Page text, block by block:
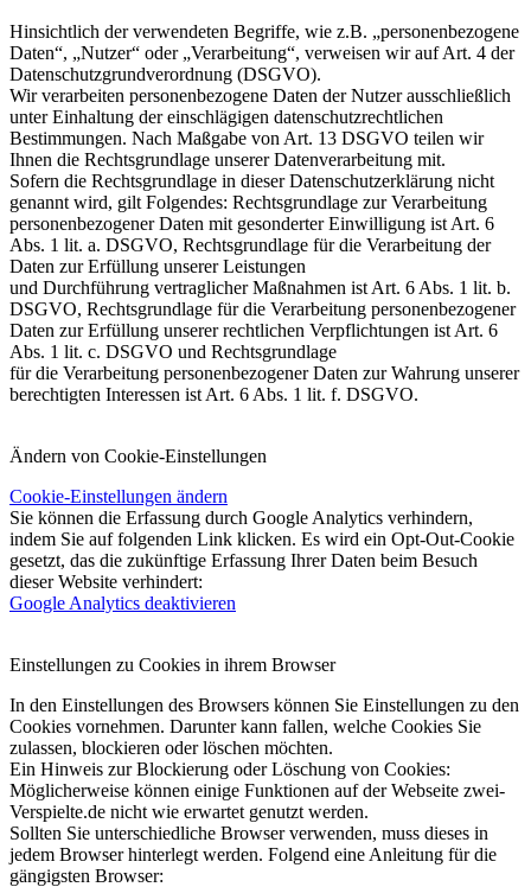
Hinsichtlich der verwendeten Begriffe, wie z.B. „personenbezogene
Daten“, „Nutzer“ oder „Verarbeitung“, verweisen wir auf Art. 4 der
Datenschutzgrundverordnung (DSGVO).
Wir verarbeiten personenbezogene Daten der Nutzer ausschließlich
unter Einhaltung der einschlägigen datenschutzrechtlichen
Bestimmungen. Nach Maßgabe von Art. 13 DSGVO teilen wir
Ihnen die Rechtsgrundlage unserer Datenverarbeitung mit.
Sofern die Rechtsgrundlage in dieser Datenschutzerklärung nicht
genannt wird, gilt Folgendes: Rechtsgrundlage zur Verarbeitung
personenbezogener Daten mit gesonderter Einwilligung ist Art. 6
Abs. 1 lit. a. DSGVO, Rechtsgrundlage für die Verarbeitung der
Daten zur Erfüllung unserer Leistungen
und Durchführung vertraglicher Maßnahmen ist Art. 6 Abs. 1 lit. b.
DSGVO, Rechtsgrundlage für die Verarbeitung personenbezogener
Daten zur Erfüllung unserer rechtlichen Verpflichtungen ist Art. 6
Abs. 1 lit. c. DSGVO und Rechtsgrundlage
für die Verarbeitung personenbezogener Daten zur Wahrung unserer
berechtigten Interessen ist Art. 6 Abs. 1 lit. f. DSGVO.
Ändern von Cookie-Einstellungen
Cookie-Einstellungen ändern
Sie können die Erfassung durch Google Analytics verhindern,
indem Sie auf folgenden Link klicken. Es wird ein Opt-Out-Cookie
gesetzt, das die zukünftige Erfassung Ihrer Daten beim Besuch
dieser Website verhindert:
Google Analytics deaktivieren
Einstellungen zu Cookies in ihrem Browser
In den Einstellungen des Browsers können Sie Einstellungen zu den
Cookies vornehmen. Darunter kann fallen, welche Cookies Sie
zulassen, blockieren oder löschen möchten.
Ein Hinweis zur Blockierung oder Löschung von Cookies:
Möglicherweise können einige Funktionen auf der Webseite zwei-
Verspielte.de nicht wie erwartet genutzt werden.
Sollten Sie unterschiedliche Browser verwenden, muss dieses in
jedem Browser hinterlegt werden. Folgend eine Anleitung für die
gängigsten Browser: